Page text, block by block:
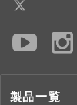
製品一覧